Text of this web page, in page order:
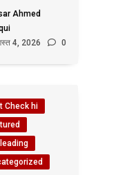
Ahmed
4, 2026
0
Check hi